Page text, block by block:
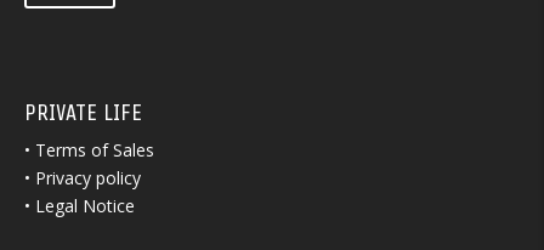
PRIVATE LIFE
• Terms of Sales
• Privacy policy
• Legal Notice